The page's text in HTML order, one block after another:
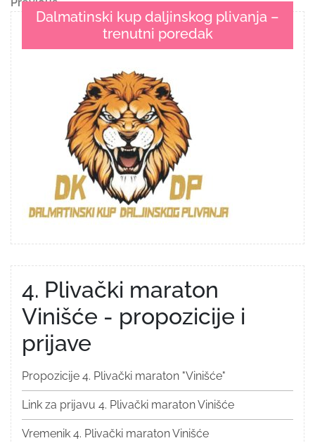
Navigacija
objava
Post
Dalmatinski kup daljinskog plivanja –
trenutni poredak
4. Plivački maraton
Vinišće - propozicije i
prijave
Propozicije 4. Plivački maraton "Vinišće"
Link za prijavu 4. Plivački maraton Vinišće
Vremenik 4. Plivački maraton Vinišće